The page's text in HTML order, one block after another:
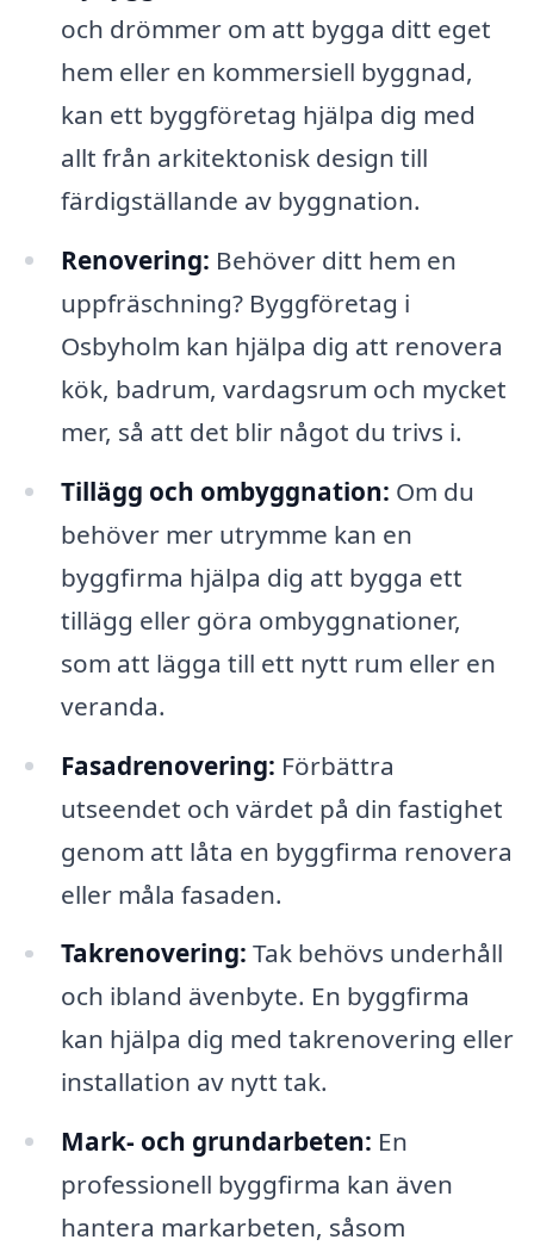
och drömmer om att bygga ditt eget
hem eller en kommersiell byggnad,
kan ett byggföretag hjälpa dig med
allt från arkitektonisk design till
färdigställande av byggnation.
Renovering: Behöver ditt hem en
uppfräschning? Byggföretag i
Osbyholm kan hjälpa dig att renovera
kök, badrum, vardagsrum och mycket
mer, så att det blir något du trivs i.
Tillägg och ombyggnation: Om du
behöver mer utrymme kan en
byggfirma hjälpa dig att bygga ett
tillägg eller göra ombyggnationer,
som att lägga till ett nytt rum eller en
veranda.
Fasadrenovering: Förbättra
utseendet och värdet på din fastighet
genom att låta en byggfirma renovera
eller måla fasaden.
Takrenovering: Tak behövs underhåll
och ibland ävenbyte. En byggfirma
kan hjälpa dig med takrenovering eller
installation av nytt tak.
Mark- och grundarbeten: En
professionell byggfirma kan även
hantera markarbeten, såsom